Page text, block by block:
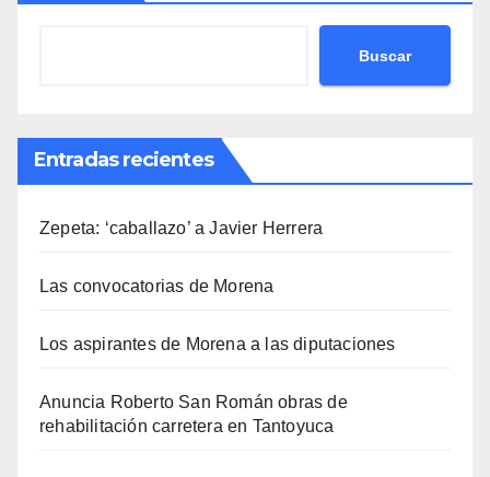
Buscar
Entradas recientes
Zepeta: ‘caballazo’ a Javier Herrera
Las convocatorias de Morena
Los aspirantes de Morena a las diputaciones
Anuncia Roberto San Román obras de
rehabilitación carretera en Tantoyuca